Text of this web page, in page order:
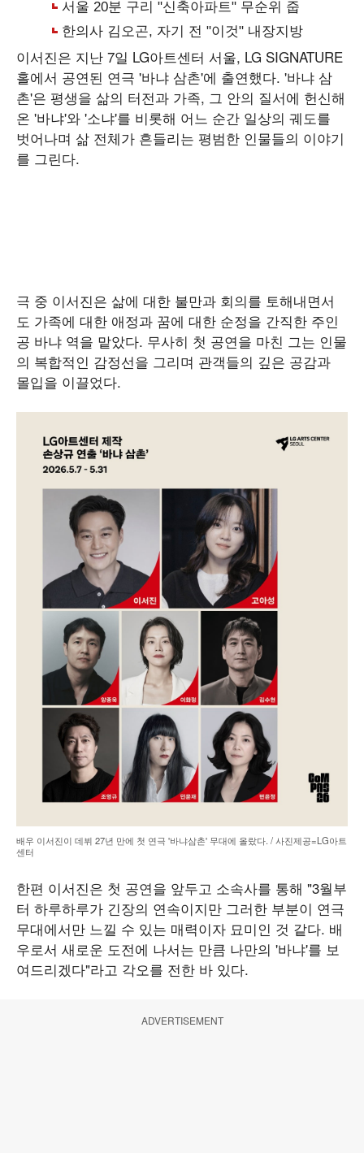
이서진은 지난 7일 LG아트센터 서울, LG SIGNATURE
홀에서 공연된 연극 '바냐 삼촌'에 출연했다. '바냐 삼
촌'은 평생을 삶의 터전과 가족, 그 안의 질서에 헌신해
온 '바냐'와 '소냐'를 비롯해 어느 순간 일상의 궤도를
벗어나며 삶 전체가 흔들리는 평범한 인물들의 이야기
를 그린다.
극 중 이서진은 삶에 대한 불만과 회의를 토해내면서
도 가족에 대한 애정과 꿈에 대한 순정을 간직한 주인
공 바냐 역을 맡았다. 무사히 첫 공연을 마친 그는 인물
의 복합적인 감정선을 그리며 관객들의 깊은 공감과
몰입을 이끌었다.
배우 이서진이 데뷔 27년 만에 첫 연극 '바냐삼촌' 무대에 올랐다. / 사진제공=LG아트
센터
한편 이서진은 첫 공연을 앞두고 소속사를 통해 "3월부
터 하루하루가 긴장의 연속이지만 그러한 부분이 연극
무대에서만 느낄 수 있는 매력이자 묘미인 것 같다. 배
우로서 새로운 도전에 나서는 만큼 나만의 '바냐'를 보
여드리겠다"라고 각오를 전한 바 있다.
ADVERTISEMENT